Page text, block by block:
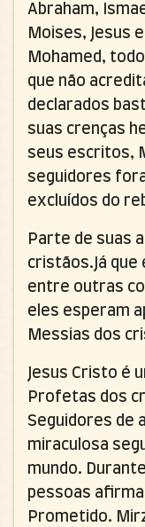
Abraham,
Moises, Jesus
Mohamed,
que não
declarados
suas crenças
seus escritos,
seguidores
excluídos do
Parte de suas
cristãos.Já
entre outras
eles esperam
Messias dos
Jesus Cristo é
Profetas dos
Seguidores de
miraculosa
mundo.
pessoas
Prometido.